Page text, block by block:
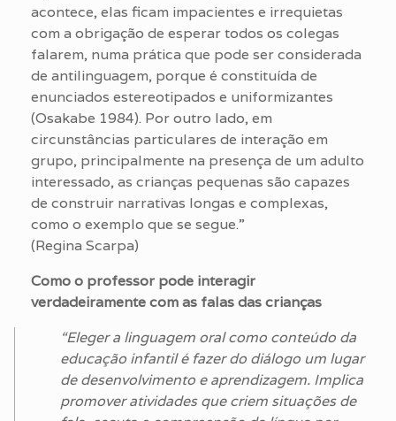
acontece, elas ficam impacientes e irrequietas
com a obrigação de esperar todos os colegas
falarem, numa prática que pode ser considerada
de antilinguagem, porque é constituída de
enunciados estereotipados e uniformizantes
(Osakabe 1984). Por outro lado, em
circunstâncias particulares de interação em
grupo, principalmente na presença de um adulto
interessado, as crianças pequenas são capazes
de construir narrativas longas e complexas,
como o exemplo que se segue.”
(Regina Scarpa)
Como o professor pode interagir
verdadeiramente com as falas das crianças
“Eleger a linguagem oral como conteúdo da
educação infantil é fazer do diálogo um lugar
de desenvolvimento e aprendizagem. Implica
promover atividades que criem situações de